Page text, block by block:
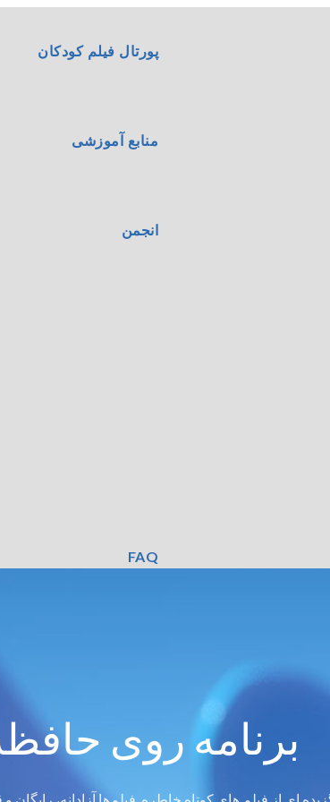
پورتال فیلم کودکان
منابع آموزشی
انجمن
FAQ
برنامه روی
ای از فیلم های کوتاه خاطره. فیلم‌ها آزادانه، رایگان و